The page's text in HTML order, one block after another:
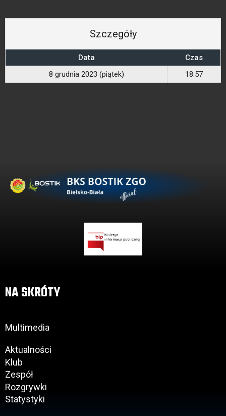
Szczegóły
Data
Czas
8 grudnia 2023 (piątek)
18:57
NA SKRÓTY
Multimedia
Aktualności
Klub
Zespół
Rozgrywki
Statystyki